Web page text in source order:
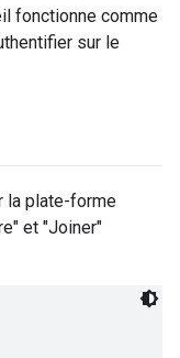
fonctionne comme
sur le
la plate-forme
et "Joiner"